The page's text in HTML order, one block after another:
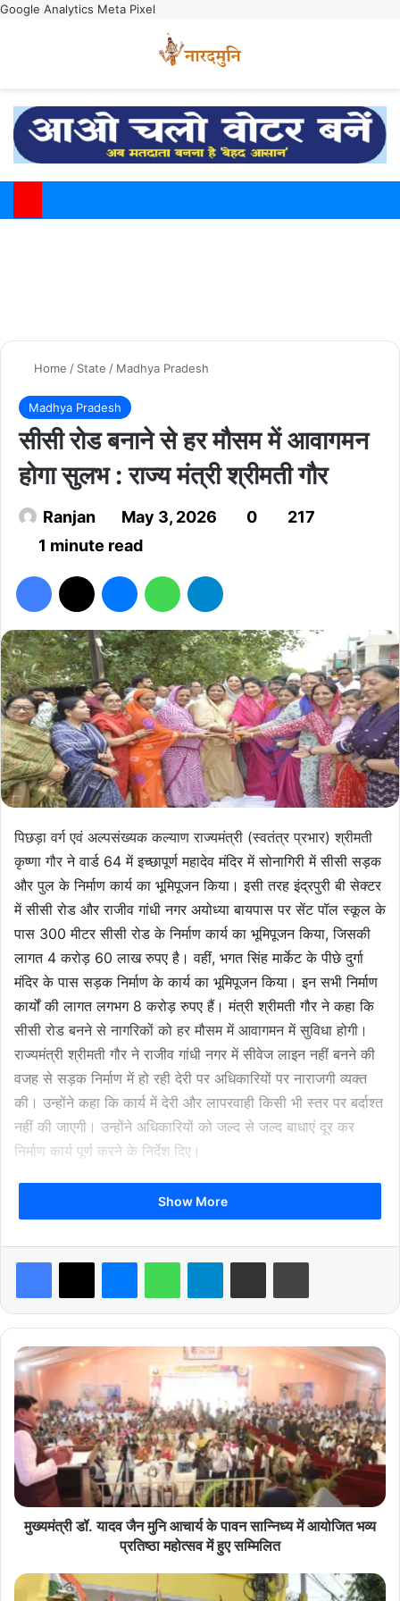
Google Analytics Meta Pixel
Home / State / Madhya Pradesh
Madhya Pradesh
सीसी रोड बनाने से हर मौसम में आवागमन
होगा सुलभ : राज्य मंत्री श्रीमती गौर
Ranjan May 3, 2026 0
217
1 minute read
पिछड़ा वर्ग एवं अल्पसंख्यक कल्याण राज्यमंत्री (स्वतंत्र प्रभार) श्रीमती
कृष्णा गौरने वार्ड 64 में इच्छापूर्ण महादेव मंदिर में सोनागिरी में सीसी सड़क
और पुल के निर्माण कार्य का भूमिपूजन किया। इसी तरह इंद्रपुरी बी सेक्टर
में सीसी रोड और राजीव गांधी नगर अयोध्या बायपास पर सेंट पॉल स्कूल के
पास 300 मीटर सीसी रोड के निर्माण कार्य का भूमिपूजन किया, जिसकी
लागत 4 करोड़ 60 लाख रुपए है। वहीं, भगत सिंह मार्केट के पीछे दुर्गा
मंदिर के पास सड़क निर्माण के कार्य का भूमिपूजन किया। इन सभी निर्माण
कार्यों की लागत लगभग 8 करोड़ रुपए हैं। मंत्री श्रीमती गौर ने कहा कि
सीसी रोड बनने से नागरिकों को हर मौसम में आवागमन में सुविधा होगी।
राज्यमंत्री श्रीमती गौर ने राजीव गांधी नगर में सीवेज लाइन नहीं बनने की
वजह से सड़क निर्माण में हो रही देरी पर अधिकारियों पर नाराजगी व्यक्त
की। उन्होंने कहा कि कार्य में देरी और लापरवाही किसी भी स्तर पर बर्दाश्त
नहीं की जाएगी। उन्होंने अधिकारियों को जल्द से जल्द बाधाएं दूर कर
निर्माण कार्य पूर्ण करने के निर्देश दिए।
breaking news hindi news
latest news madhya pradesh news
today news
Show More
Telegram
मु
ख्य
मं
त्री
डॉ
या
द
व
नि
मुख्यमंत्री डॉ. यादव जैन मुनि आचार्य के पावन सान्निध्य में आयोजित भव्य
प्रतिष्ठा महोत्सव में हुए सम्मिलित
बं